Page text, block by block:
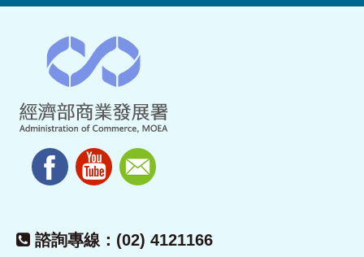
諮詢專線：(02) 4121166